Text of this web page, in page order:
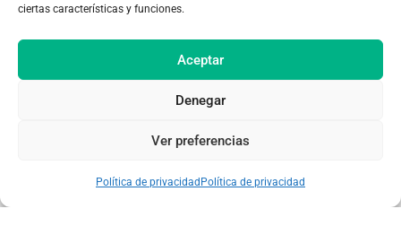
ciertas características y funciones.
Aceptar
Denegar
Ver preferencias
Política de privacidad Política de privacidad
Asesoramiento gratuito